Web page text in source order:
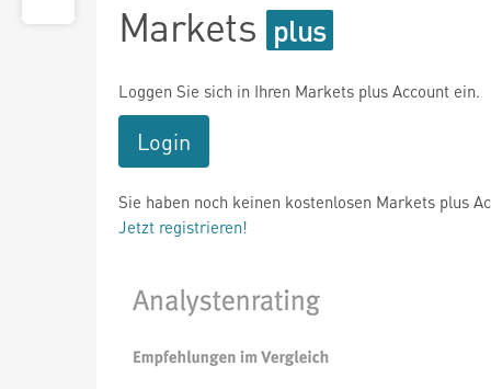
Markets
Loggen Sie sich in Ihren Markets plus Account ein.
Login
Sie haben noch keinen kostenlosen Markets plus
Jetzt registrieren!